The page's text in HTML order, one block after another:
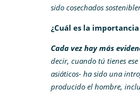
sido cosechados
¿Cuál es la
Cada vez hay más
decir, cuando tú tienes
asiáticos- ha sido una
producido el hombre,